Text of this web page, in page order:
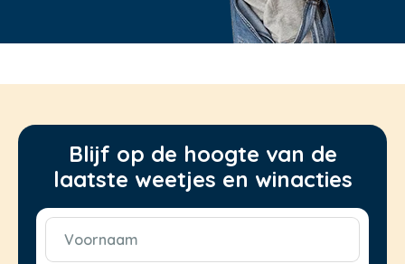
Blijf op de hoogte van de
laatste weetjes en winacties
Voornaam
(Vereist)